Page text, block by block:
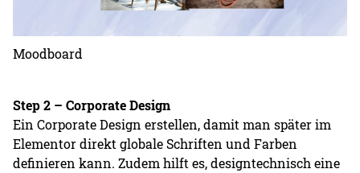
Moodboard
Step 2 – Corporate Design
Ein Corporate Design erstellen, damit man später im
Elementor direkt globale Schriften und Farben
definieren kann. Zudem hilft es, designtechnisch eine